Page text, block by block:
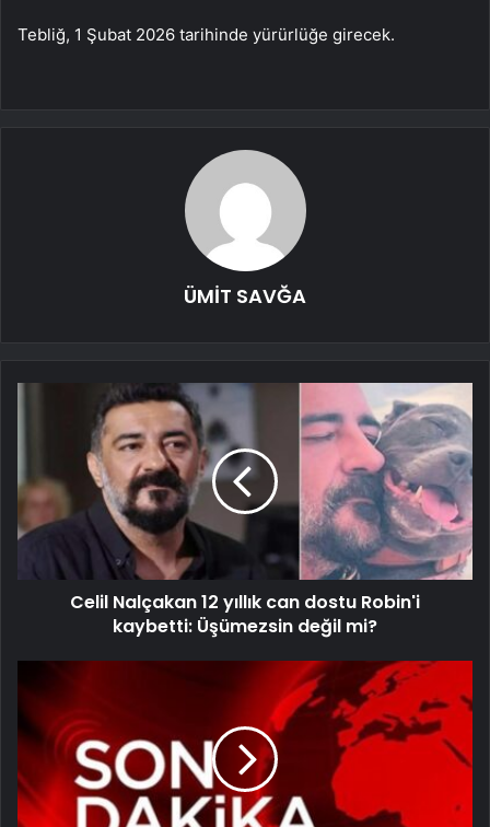
Tebliğ, 1 Şubat 2026 tarihinde yürürlüğe girecek.
ÜMİT SAVĞA
Celil Nalçakan 12 yıllık can dostu Robin'i
kaybetti: Üşümezsin değil mi?